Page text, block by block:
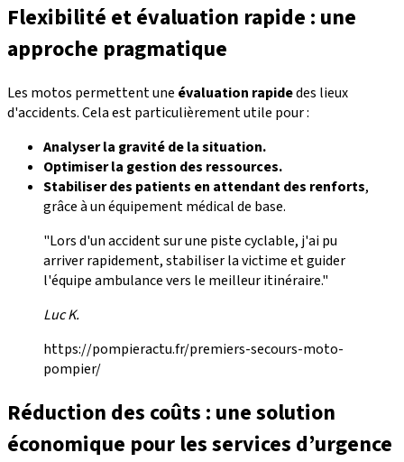
Flexibilité et évaluation rapide : une
approche pragmatique
Les motos permettent une évaluation rapidedes lieux
d'accidents. Cela est particulièrement utile pour :
Analyser la gravité de la situation.
Optimiser la gestion des ressources.
Stabiliser des patients en attendant des renforts,
grâce à un équipement médical de base.
"Lors d'un accident sur une piste cyclable, j'ai pu
arriver rapidement, stabiliser la victime et guider
l'équipe ambulance vers le meilleur itinéraire."
Luc K.
https://pompieractu.fr/premiers-secours-moto-
pompier/
Réduction des coûts : une solution
économique pour les services d’urgence